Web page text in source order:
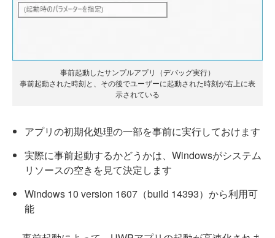
事前起動したサンプルアプリ（デバッグ実行）
事前起動された時刻と、その後でユーザーに起動された時刻が右上に表
示されている
アプリの初期化処理の一部を事前に実行しておけます
実際に事前起動するかどうかは、Windowsがシステム
リソースの空きを見て決定します
Windows 10 version 1607（build 14393）から利用可
能